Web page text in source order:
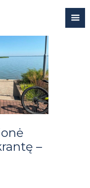
–